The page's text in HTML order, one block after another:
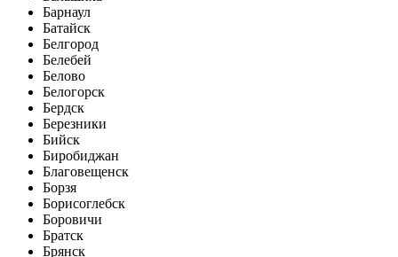
Барнаул
Батайск
Белгород
Белебей
Белово
Белогорск
Бердск
Березники
Бийск
Биробиджан
Благовещенск
Борзя
Борисоглебск
Боровичи
Братск
Брянск